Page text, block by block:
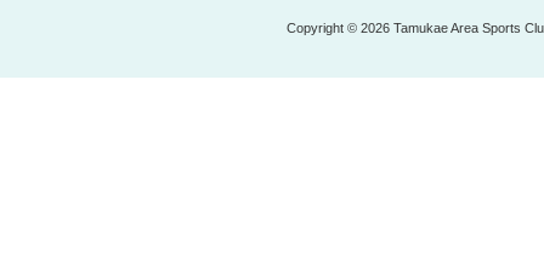
Copyright © 2026 Tamukae Area Sports